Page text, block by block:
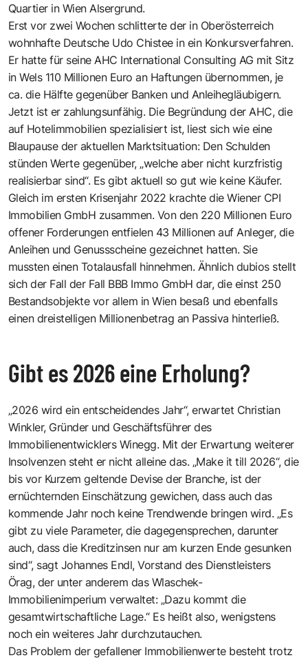
Quartier in Wien Alsergrund.
Erst vor zwei Wochen schlitterte der in Oberösterreich
wohnhafte Deutsche Udo Chistee in ein Konkursverfahren.
Er hatte für seine AHC International Consulting AG mit Sitz
in Wels 110 Millionen Euro an Haftungen übernommen, je
ca. die Hälfte gegenüber Banken und Anleihegläubigern.
Jetzt ist er zahlungsunfähig. Die Begründung der AHC, die
auf Hotelimmobilien spezialisiert ist, liest sich wie eine
Blaupause der aktuellen Marktsituation: Den Schulden
stünden Werte gegenüber, „welche aber nicht kurzfristig
realisierbar sind“. Es gibt aktuell so gut wie keine Käufer.
Gleich im ersten Krisenjahr 2022 krachte die Wiener CPI
Immobilien GmbH zusammen. Von den 220 Millionen Euro
offener Forderungen entfielen 43 Millionen auf Anleger, die
Anleihen und Genussscheine gezeichnet hatten. Sie
mussten einen Totalausfall hinnehmen. Ähnlich dubios stellt
sich der Fall der Fall BBB Immo GmbH dar, die einst 250
Bestandsobjekte vor allem in Wien besaß und ebenfalls
einen dreistelligen Millionenbetrag an Passiva hinterließ.
Gibt es 2026 eine Erholung?
„2026 wird ein entscheidendes Jahr“, erwartet Christian
Winkler, Gründer und Geschäftsführer des
Immobilienentwicklers Winegg. Mit der Erwartung weiterer
Insolvenzen steht er nicht alleine das. „Make it till 2026“, die
bis vor Kurzem geltende Devise der Branche, ist der
ernüchternden Einschätzung gewichen, dass auch das
kommende Jahr noch keine Trendwende bringen wird. „Es
gibt zu viele Parameter, die dagegensprechen, darunter
auch, dass die Kreditzinsen nur am kurzen Ende gesunken
sind“, sagt Johannes Endl, Vorstand des Dienstleisters
Örag, der unter anderem das Wlaschek-
Immobilienimperium verwaltet: „Dazu kommt die
gesamtwirtschaftliche Lage.“ Es heißt also, wenigstens
noch ein weiteres Jahr durchzutauchen.
Das Problem der gefallener Immobilienwerte besteht trotz